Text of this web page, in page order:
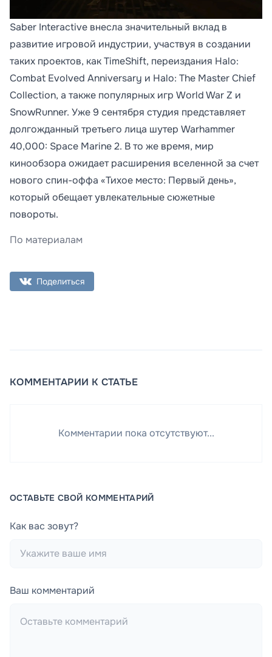
Saber Interactive внесла значительный вклад в
развитие игровой индустрии, участвуя в создании
таких проектов, как TimeShift, переиздания Halo:
Combat Evolved Anniversary и Halo: The Master Chief
Collection, а также популярных игр World War Z и
SnowRunner. Уже 9 сентября студия представляет
долгожданный третьего лица шутер Warhammer
40,000: Space Marine 2. В то же время, мир
кинообзора ожидает расширения вселенной за счет
нового спин-оффа «Тихое место: Первый день»,
который обещает увлекательные сюжетные
повороты.
По материалам
Поделиться
КОММЕНТАРИИ К СТАТЬЕ
Комментарии пока отсутствуют...
ОСТАВЬТЕ СВОЙ КОММЕНТАРИЙ
Как вас зовут?
Ваш комментарий